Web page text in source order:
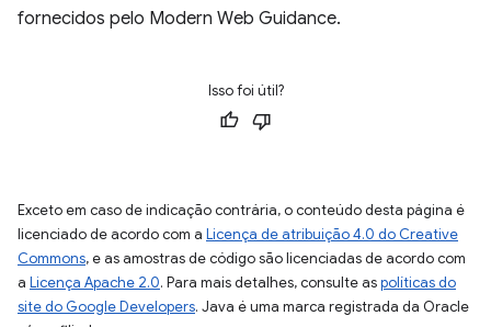
fornecidos pelo Modern Web Guidance.
Isso foi útil?
Exceto em caso de indicação contrária, o conteúdo desta página é
licenciado de acordo com a Licença de atribuição 4.0 do Creative
Commons, e as amostras de código são licenciadas de acordo com
a Licença Apache 2.0. Para mais detalhes, consulte aspolíticas do
site do Google Developers. Java é uma marca registrada da Oracle